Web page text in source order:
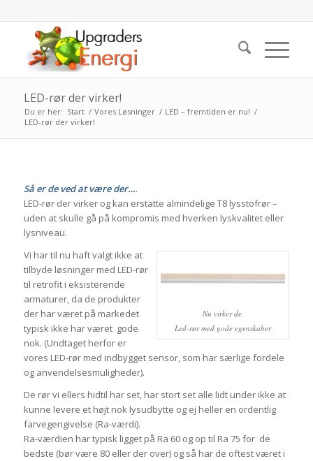
LED-rør der virker!
Du er her: Start / Vores Løsninger / LED – fremtiden er nu! /
LED-rør der virker!
Så er de ved at være der….
LED-rør der virker og kan erstatte almindelige T8 lysstofrør –
uden at skulle gå på kompromis med hverken lyskvalitet eller
lysniveau.
Nu virker de.
Led-rør med gode egenskaber
Vi har til nu haft valgt ikke at
tilbyde løsninger med LED-rør
til retrofit i eksisterende
armaturer, da de produkter
der har været på markedet
typisk ikke har været gode
nok. (Undtaget herfor er
vores LED-rør med indbygget sensor, som har særlige fordele
og anvendelsesmuligheder).
De rør vi ellers hidtil har set, har stort set alle lidt under ikke at
kunne levere et højt nok lysudbytte og ej heller en ordentlig
farvegengivelse (Ra-værdi).
Ra-værdien har typisk ligget på Ra 60 og op til Ra 75 for de
bedste (bør være 80 eller der over) og så har de oftest været i